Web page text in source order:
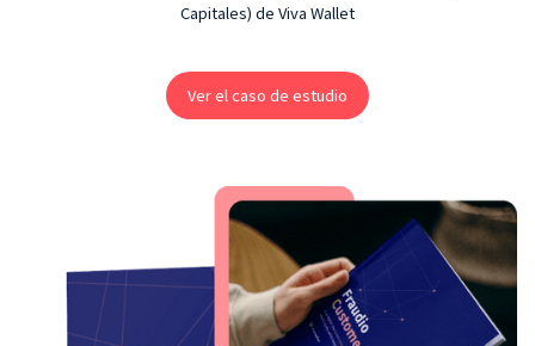
Capitales) de Viva Wallet
Ver el caso de estudio